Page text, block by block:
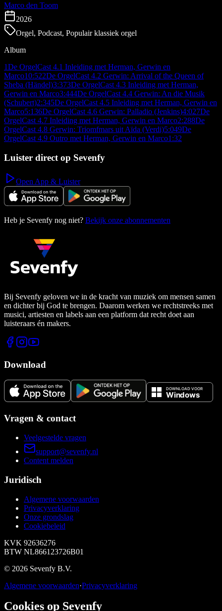
Marco den Toom
2026
Orgel, Podcast, Populair klassiek orgel
Album
1De OrgelCast 4.1 Inleiding met Herman, Gerwin en
Marco10:522De OrgelCast 4.2 Gerwin: Arrival of the Queen of
Sheba (Händel)3:373De OrgelCast 4.3 Inleiding met Herman,
Gerwin en Marco3:444De OrgelCast 4.4 Gerwin: An die Musik
(Schubert)2:345De OrgelCast 4.5 Inleiding met Herman, Gerwin en
Marco5:136De OrgelCast 4.6 Gerwin: Palladio (Jenkins)4:027De
OrgelCast 4.7 Inleiding met Herman, Gerwin en Marco2:288De
OrgelCast 4.8 Gerwin: Triomfmars uit Aïda (Verdi)5:049De
OrgelCast 4.9 Outro met Herman, Gerwin en Marco1:32
Luister direct op Sevenfy
Open App & Luister
Heb je Sevenfy nog niet? Bekijk onze abonnementen
Bij Sevenfy geloven we in de kracht van muziek om mensen samen
en dichter bij God te brengen. Daarom werken we rechtstreeks met
musici, artiesten en labels aan een platform dat recht doet aan
luisteraars én makers.
Download
Vragen & contact
Veelgestelde vragen
support@sevenfy.nl
Content melden
Juridisch
Algemene voorwaarden
Privacyverklaring
Onze grondslag
Cookiebeleid
KVK 92636276
BTW NL866123726B01
© 2026 Sevenfy B.V.
Algemene voorwaarden·Privacyverklaring
Cookies op Sevenfy